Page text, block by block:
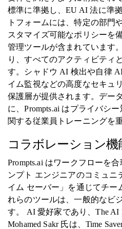
標準に準拠し、EU AI 法に準
トフォームには、特定の部門
スタマイズ可能なポリシーを
管理ツールが含まれています
り、すべてのアクティビティ
す。シャドウ AI 検出や自律
イム監視などの高度なセキュ
保護層が提供されます。デー
に、Prompts.ai はプライバシ
関する従業員トレーニングを
コラボレーション機
Prompts.ai はワークフローを
ンプト エンジニアのコミュニ
イム セーバー」を通じてチー
れらのツールは、一般的なビ
す。 AI 愛好家であり、The AI
Mohamed Sakr 氏は、Time